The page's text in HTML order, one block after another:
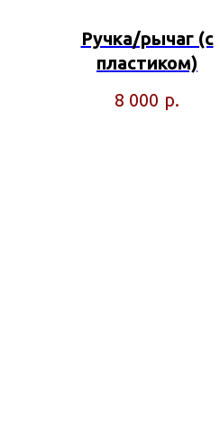
Ручка/рычаг (с
пластиком)
8 000 р.